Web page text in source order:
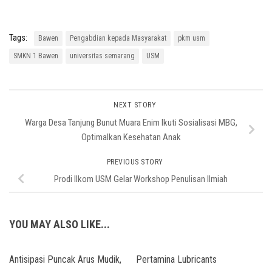
Tags: Bawen Pengabdian kepada Masyarakat pkm usm
SMKN 1 Bawen universitas semarang USM
NEXT STORY
Warga Desa Tanjung Bunut Muara Enim Ikuti Sosialisasi MBG,
Optimalkan Kesehatan Anak
PREVIOUS STORY
Prodi Ilkom USM Gelar Workshop Penulisan Ilmiah
YOU MAY ALSO LIKE...
Antisipasi Puncak Arus Mudik,
Pertamina Lubricants